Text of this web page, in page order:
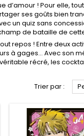
! Pour elle,
ses goûts bien
un quiz sans
de bataille de
repos ! Entre deux
à gages… Avec son
récré, les
Trier par :